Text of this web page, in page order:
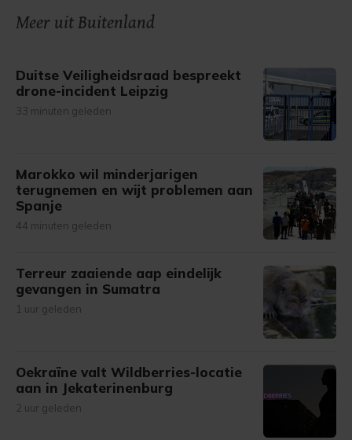
gemaakte keuze altijd wijzigen of intrekken.
Meer uit Buitenland
Duitse Veiligheidsraad bespreekt
drone-incident Leipzig
33 minuten geleden
Marokko wil minderjarigen
terugnemen en wijt problemen aan
Spanje
44 minuten geleden
Terreur zaaiende aap eindelijk
gevangen in Sumatra
1 uur geleden
Oekraïne valt Wildberries-locatie
aan in Jekaterinenburg
2 uur geleden